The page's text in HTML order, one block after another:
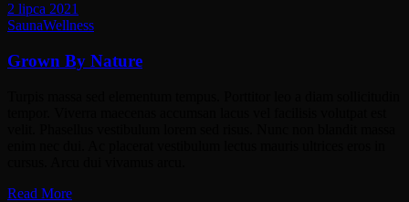
2 lipca 2021
SaunaWellness
Grown By Nature
Read More